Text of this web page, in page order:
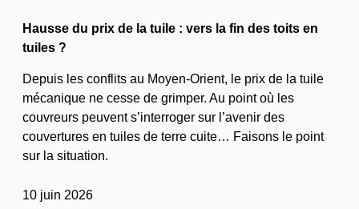
Hausse du prix de la tuile : vers la fin des toits en
tuiles ?
Depuis les conflits au Moyen-Orient, le prix de la tuile
mécanique ne cesse de grimper. Au point où les
couvreurs peuvent s’interroger sur l’avenir des
couvertures en tuiles de terre cuite… Faisons le point
sur la situation.
10 juin 2026